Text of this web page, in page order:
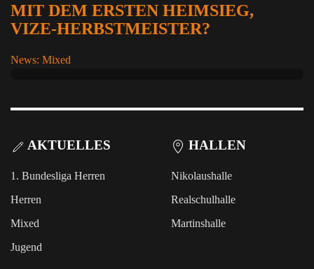
MIT DEM ERSTEN HEIMSIEG,
VIZE-HERBSTMEISTER?
News: Mixed
AKTUELLES
1. Bundesliga Herren
Herren
Mixed
Jugend
HALLEN
Nikolaushalle
Realschulhalle
Martinshalle